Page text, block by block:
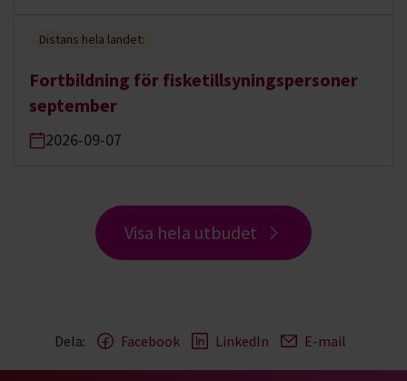
Distans hela landet:
Fortbildning för fisketillsyningspersoner
september
2026-09-07
Visa hela utbudet
Dela: Facebook LinkedIn E-mail